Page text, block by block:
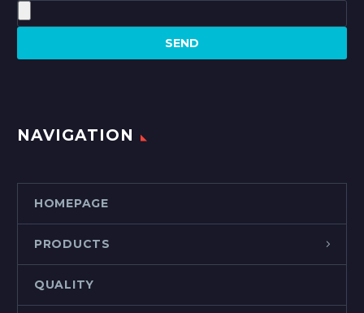
NAVIGATION
HOMEPAGE
PRODUCTS
QUALITY